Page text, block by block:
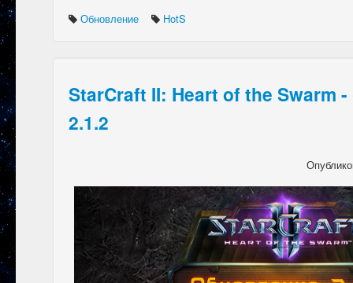
Обновление HotS
StarCraft II: Heart of the Swarm
2.1.2